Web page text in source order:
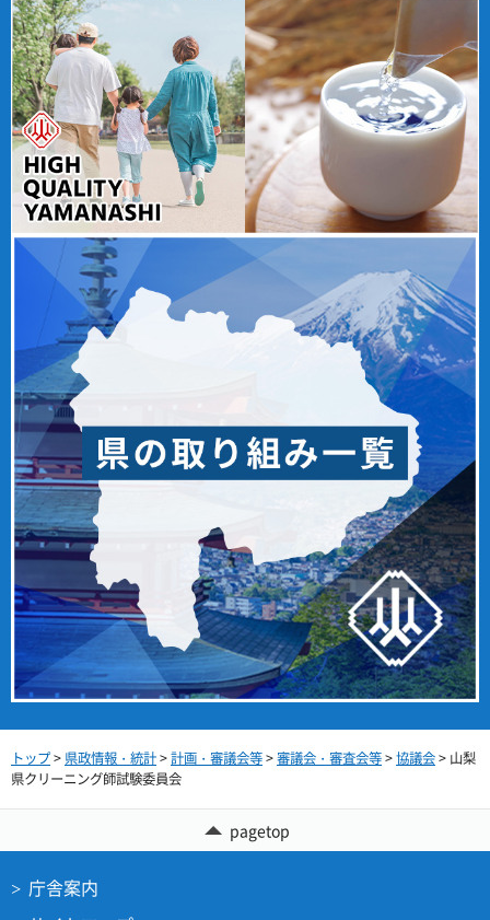
トップ> 県政情報・統計>計画・審議会等>審議会・審査会等>協議会> 山梨
県クリーニング師試験委員会
pagetop
庁舎案内